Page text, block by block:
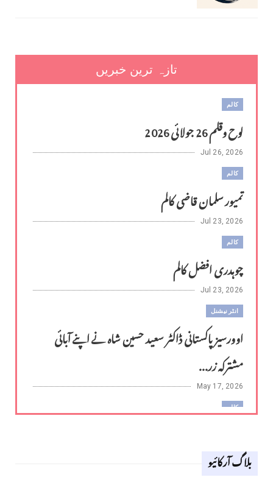
تازہ ترین خبریں
کالم
لوح وقلم 26 جولائی 2026
Jul 26, 2026
کالم
تمیور سلمان قاضی کالم
Jul 23, 2026
کالم
چوہدری افضل کالم
Jul 23, 2026
انٹر نیشنل
اوورسیز پاکستانی ڈاکٹر سعید حسین شاہ نے اپنے آبائی
مشترکہ زر...
May 17, 2026
کالم
Apr 18, 2026
بلاگ آرکائیو